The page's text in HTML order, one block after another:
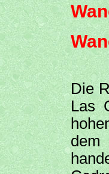
Die
Las
dem